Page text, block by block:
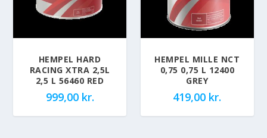
HEMPEL HARD
RACING XTRA 2,5L
2,5 L 56460 RED
999,00 kr.
HEMPEL MILLE NCT
0,75 0,75 L 12400
GREY
419,00 kr.